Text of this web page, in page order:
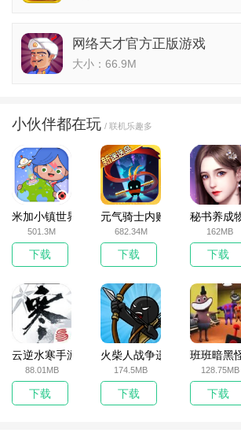
网络天才官方正版游戏
大小：66.9M
小伙伴都在玩 / 联机乐趣多
米加小镇世界2025官方版
501.3M
下载
元气骑士内购破解版
682.34M
下载
秘书养成
162MB
下载
云逆水寒手游
88.01MB
下载
火柴人战争遗产无敌版
174.5MB
下载
班班暗黑
128.75MB
下载